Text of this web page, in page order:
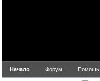
Начало Форум Помощь